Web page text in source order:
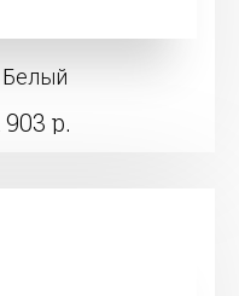
903 р.